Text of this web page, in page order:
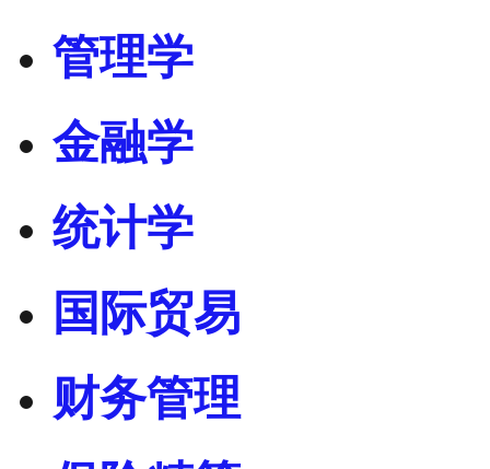
管理学
金融学
统计学
国际贸易
财务管理